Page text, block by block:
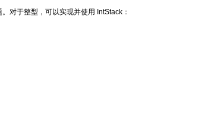
对于整型，可以实现并使用 IntStack：